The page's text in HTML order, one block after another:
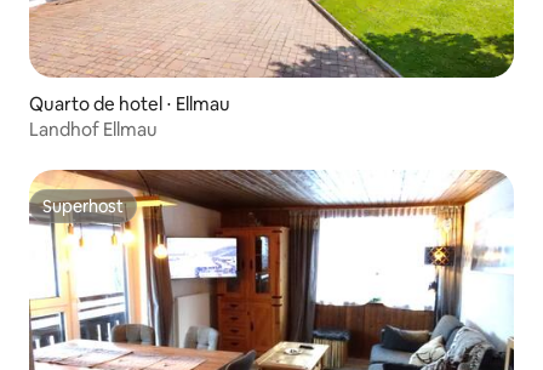
Quarto de hotel ⋅ Ellmau
Landhof Ellmau
Superhost
Superhost